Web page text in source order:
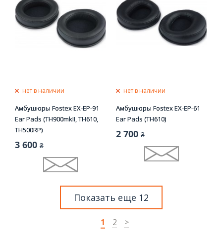
нет в наличии
Амбушюры Fostex EX-EP-91
Ear Pads (TH900mkII, TH610,
TH500RP)
3 600 ₴
нет в наличии
Амбушюры Fostex EX-EP-61
Ear Pads (TH610)
2 700 ₴
Показать еще 12
1 2 >